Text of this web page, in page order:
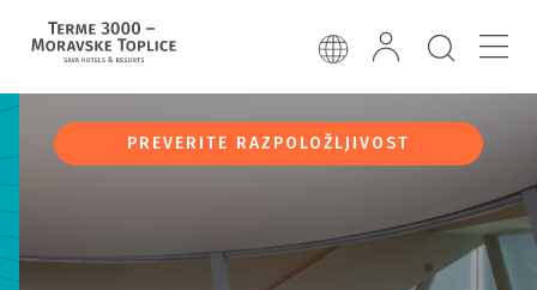
PREVERITE RAZPOLOŽLJIVOST